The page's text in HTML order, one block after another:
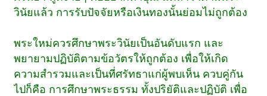
วินัยแล้ว การรับปัจจัยหรือเงินทองนั้นย่อมไม่ถูกต้อง
พระใหม่ควรศึกษาพระวินัยเป็นอันดับแรก และ
พยายามปฏิบัติตามข้อวัตรให้ถูกต้อง เพื่อให้เกิด
ความสำรวมและเป็นที่ศรัทธาแก่ผู้พบเห็น ควบคู่กัน
ไปก็คือ การศึกษาพระธรรม ทั้งปริยัติและปฏิบัติ เพื่อ